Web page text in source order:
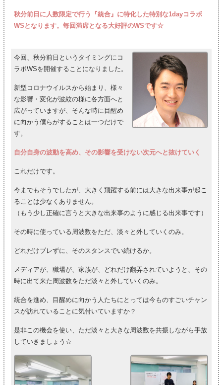
秋分前日に人数限定で行う『統合』に特化した特別な1dayコラボ
WSとなります。毎回満席となる大好評のWSです☆
今回、秋分前日というタイミングにコ
ラボWSを開催することになりました。
新型コロナウイルスから始まり、様々
な影響・変化が波紋の様に各方面へと
広がっていますが、そんな時に目醒め
に向かう僕らがすることは一つだけで
す。
自分自身の波動を高め、その影響を受けない次元へと抜けていく
これだけです。
今までもそうでしたが、大きく飛躍する前には大きな出来事が起こ
ることは少なくありません。
（もう少し正確に言うと大きな出来事のように感じる出来事です）
その時に使っている周波数をただ、淡々と外していくのみ。
どれだけブレずに、そのスタンスでい続けるか。
メディアが、職場が、家族が、どれだけ翻弄されていようと、その
時に出て来た周波数をただ淡々と外していくのみ。
統合を進め、目醒めに向かう人たちにとっては今ものすごいチャン
スが訪れていることに気付いていますか？
是非この機会を使い、ただ淡々と大きな周波数を共振しながら手放
していきましょう☆